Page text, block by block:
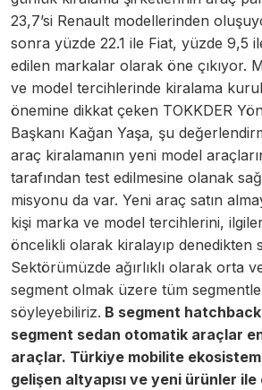
23,7’si Renault modellerinden
sonra yüzde 22.1 ile Fiat, yüzde 9,5
edilen markalar olarak öne çıkıyor.
ve model tercihlerinde kiralama
önemine dikkat çeken TOKKDER
Başkanı Kağan Yaşa, şu
araç kiralamanın yeni model
tarafından test edilmesine olanak
misyonu da var. Yeni araç satın
kişi marka ve model tercihlerini,
öncelikli olarak kiralayıp denedikten
Sektörümüzde ağırlıklı olarak orta
segment olmak üzere tüm
söyleyebiliriz. B segment
segment sedan otomatik araçlar
araçlar. Türkiye mobilite
gelişen altyapısı ve yeni ürünler